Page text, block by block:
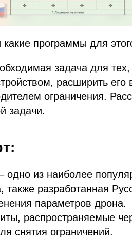
программы для
задача для тех,
расширить его
ограничения.
задачи.
одно из наиболее
также разработанная
параметров дрона.
распространяемые
снятия ограничений.